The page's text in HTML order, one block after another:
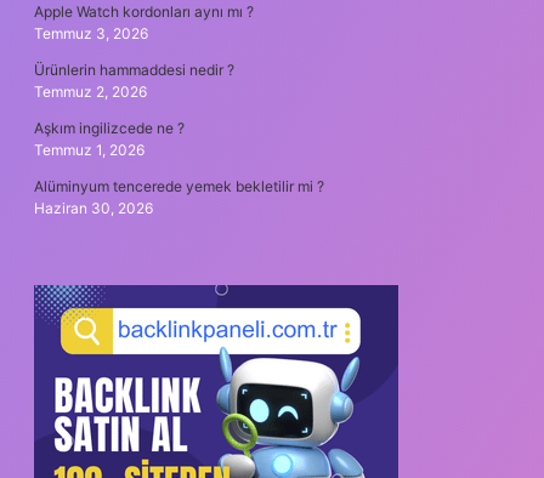
Apple Watch kordonları aynı mı ?
Temmuz 3, 2026
Ürünlerin hammaddesi nedir ?
Temmuz 2, 2026
Aşkım ingilizcede ne ?
Temmuz 1, 2026
Alüminyum tencerede yemek bekletilir mi ?
Haziran 30, 2026